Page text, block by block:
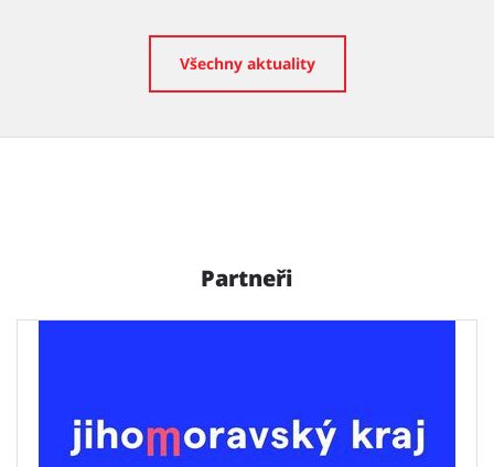
Všechny aktuality
Partneři